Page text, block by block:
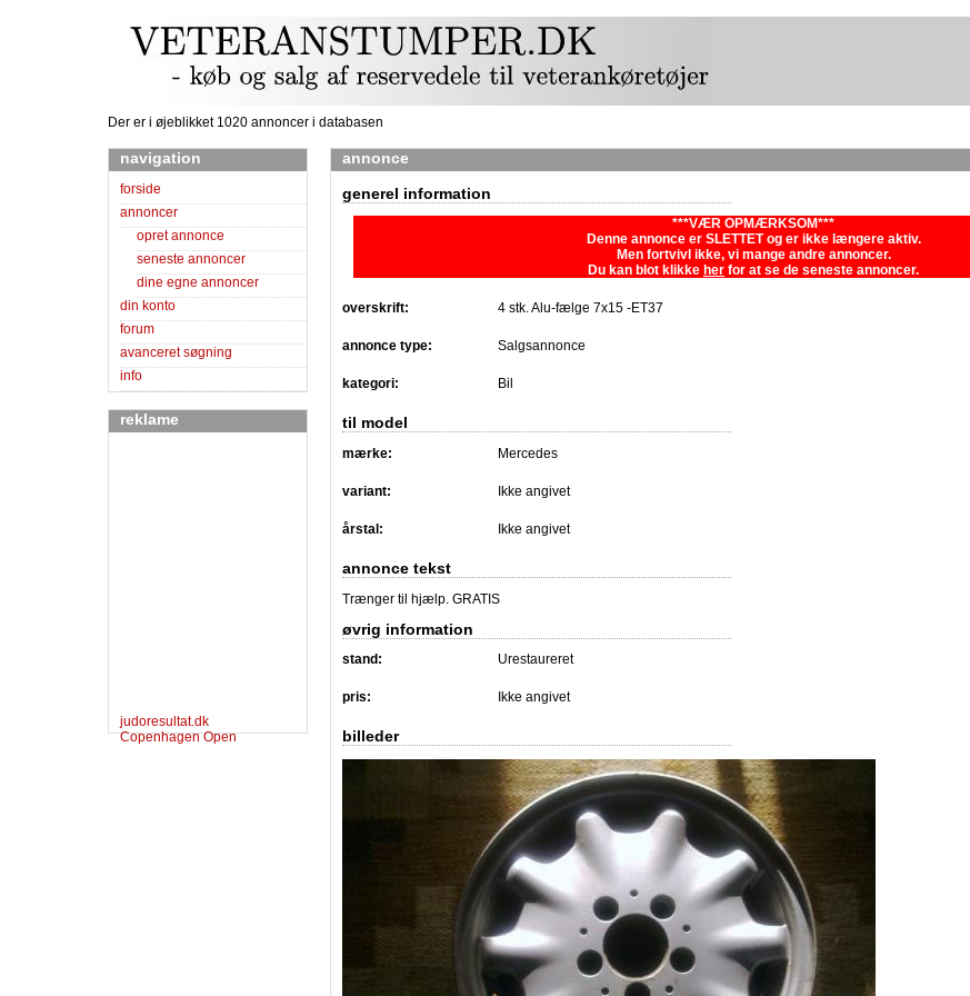
Der er i øjeblikket 1020 annoncer i databasen
navigation
forside
annoncer
opret annonce
seneste annoncer
dine egne annoncer
din konto
forum
avanceret søgning
info
reklame
judoresultat.dk
Copenhagen Open
annonce
generel information
***VÆR OPMÆRKSOM***
Denne annonce er SLETTET og er ikke længere aktiv.
Men fortvivl ikke, vi mange andre annoncer.
Du kan blot klikke her for at se de seneste annoncer.
overskrift: 4 stk. Alu-fælge 7x15 -ET37
annonce type: Salgsannonce
kategori: Bil
til model
mærke: Mercedes
variant: Ikke angivet
årstal: Ikke angivet
annonce tekst
Trænger til hjælp. GRATIS
øvrig information
stand: Urestaureret
pris: Ikke angivet
billeder